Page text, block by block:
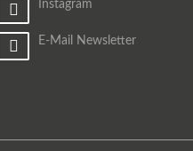
Instagram
E-Mail Newsletter